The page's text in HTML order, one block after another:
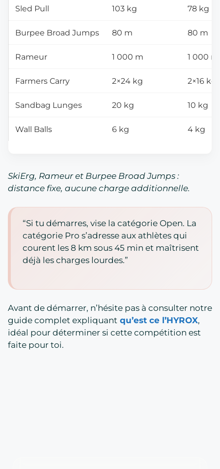
Sled Pull 103 kg 78 kg
Burpee Broad Jumps 80 m 80 m
Rameur 1 000 m 1 000 m
Farmers Carry 2×24 kg 2×16 kg
Sandbag Lunges 20 kg 10 kg
Wall Balls 6 kg 4 kg
SkiErg, Rameur et Burpee Broad Jumps :
distance fixe, aucune charge additionnelle.
“Si tu démarres, vise la catégorie Open. La
catégorie Pro s’adresse aux athlètes qui
courent les 8 km sous 45 min et maîtrisent
déjà les charges lourdes.”
Avant de démarrer, n’hésite pas à consulter notre
guide complet expliquant qu’est ce l’HYROX,
idéal pour déterminer si cette compétition est
faite pour toi.